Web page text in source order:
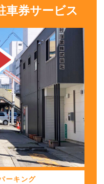
車券サービス
ーキング